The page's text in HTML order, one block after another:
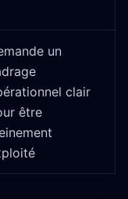
un
clair
être